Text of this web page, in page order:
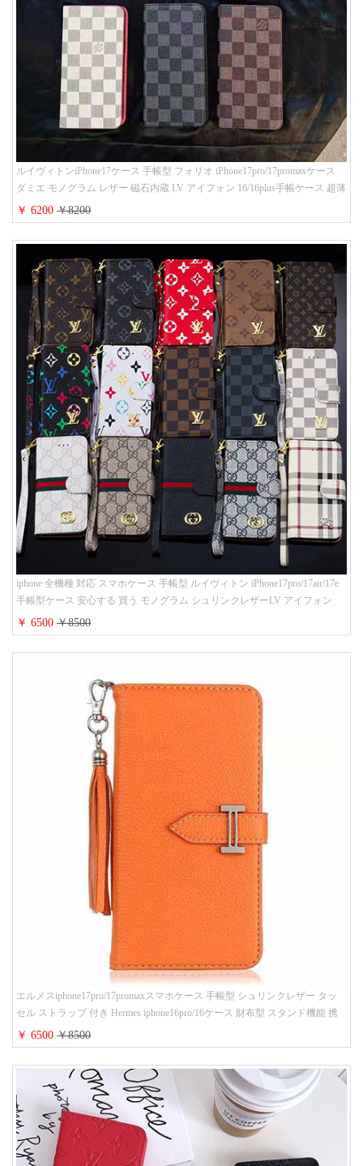
ルイヴィトンiPhone17ケース 手帳型 フォリオ iPhone17pro/17promaxケース
ダミエ モノグラム レザー 磁石内蔵 LV アイフォン 16/16plus手帳ケース 超薄
ビジネス風 メンズ レディース おしゃれ ブランドiphone15/14/13手帳型スマ
ホケース お 揃い
￥ 6200￥8200
iphone 全機種 対応 スマホケース 手帳型 ルイヴィトン iPhone17pro/17air/17e
手帳型ケース 安心する 買う モノグラム シュリンクレザーLV アイフォン
16/16promaxスマホケース 手帳 多機能 グッチiphone15pro/14/13携帯ケース 大
人 レディース メンズ ストラップ付き
￥ 6500￥8500
エルメスiphone17pro/17promaxスマホケース 手帳型 シュリンクレザー タッ
セル ストラップ 付き Hermes iphone16pro/16ケース 財布型 スタンド機能 携
帯カバー ハイ ブランド アイフォーン15/14/13ケース 手帳 レディース 人気
￥ 6500￥8500